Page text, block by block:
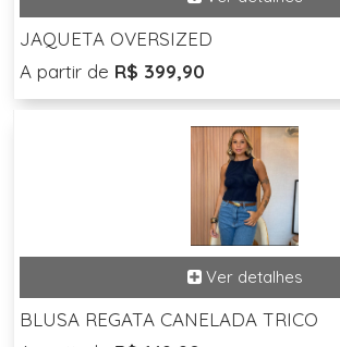
JAQUETA OVERSIZED
A partir de R$ 399,90
BLUSA REGATA CANELADA TRICO